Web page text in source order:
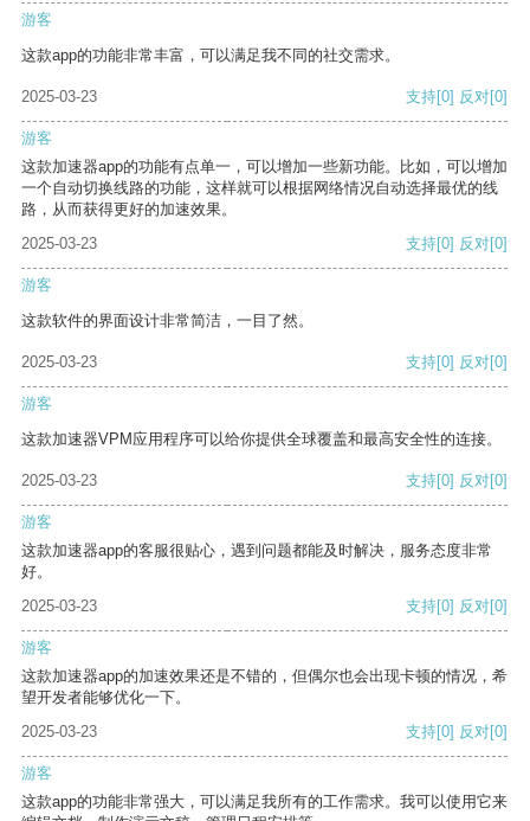
游客
这款app的功能非常丰富，可以满足我不同的社交需求。
2025-03-23 支持[0] 反对[0]
游客
这款加速器app的功能有点单一，可以增加一些新功能。比如，可以增加
一个自动切换线路的功能，这样就可以根据网络情况自动选择最优的线
路，从而获得更好的加速效果。
2025-03-23
支持[0] 反对[0]
游客
这款软件的界面设计非常简洁，一目了然。
2025-03-23 支持[0] 反对[0]
游客
这款加速器VPM应用程序可以给你提供全球覆盖和最高安全性的连接。
2025-03-23 支持[0] 反对[0]
游客
这款加速器app的客服很贴心，遇到问题都能及时解决，服务态度非常
好。
2025-03-23
支持[0] 反对[0]
游客
这款加速器app的加速效果还是不错的，但偶尔也会出现卡顿的情况，希
望开发者能够优化一下。
2025-03-23
支持[0] 反对[0]
游客
这款app的功能非常强大，可以满足我所有的工作需求。我可以使用它来